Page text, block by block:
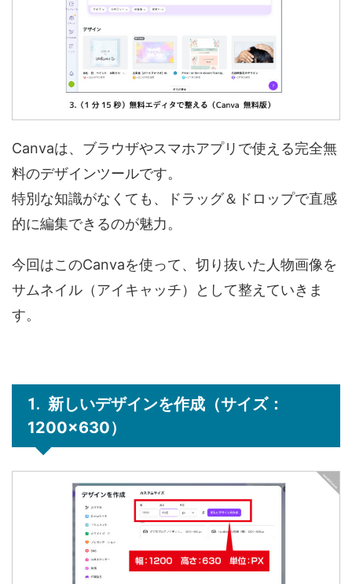
Canvaは、ブラウザやスマホアプリで使える完全無
料のデザインツールです。
特別な知識がなくても、ドラッグ＆ドロップで直感
的に編集できるのが魅力。
今回はこのCanvaを使って、切り抜いた人物画像を
サムネイル（アイキャッチ）として整えていきま
す。
新しいデザインを作成（サイズ：
1200×630）